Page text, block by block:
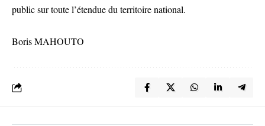
public sur toute l’étendue du territoire national.
Boris MAHOUTO